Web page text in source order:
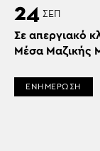
24 ΣΕΠ
Σε απεργιακό
Μέσα Μαζικής
ΕΝΗΜΕΡΩΣΗ